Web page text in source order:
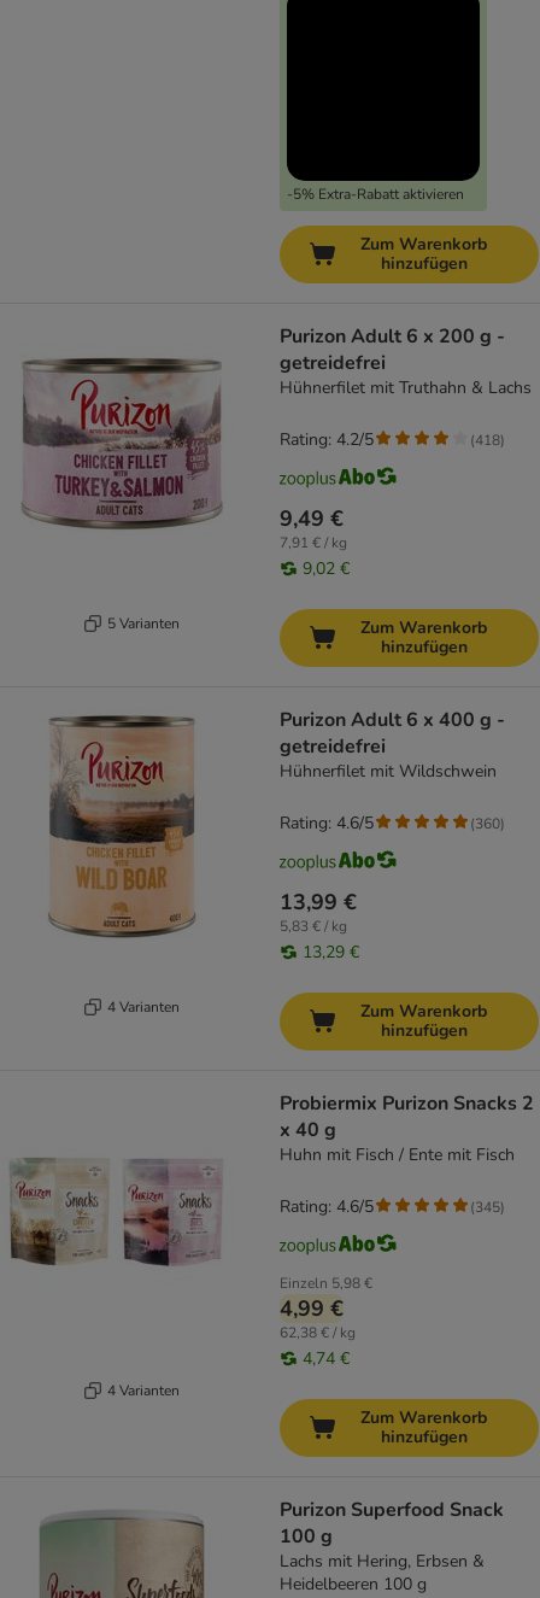
-5% Extra-Rabatt aktivieren
Zum Warenkorb
hinzufügen
5 Varianten
Purizon Adult 6 x 200 g -
getreidefrei
Hühnerfilet mit Truthahn & Lachs
9,49 €
7,91 € / kg
9,02 €
Rating: 4.2/5 (418)
Zum Warenkorb
hinzufügen
4 Varianten
Purizon Adult 6 x 400 g -
getreidefrei
Hühnerfilet mit Wildschwein
13,99 €
5,83 € / kg
13,29 €
Rating: 4.6/5 (360)
Zum Warenkorb
hinzufügen
4 Varianten
Probiermix Purizon Snacks 2
x 40 g
Huhn mit Fisch / Ente mit Fisch
Einzeln 5,98 €
4,99 €
62,38 € / kg
4,74 €
Rating: 4.6/5 (345)
Zum Warenkorb
hinzufügen
Purizon Superfood Snack
100 g
Lachs mit Hering, Erbsen &
Heidelbeeren 100 g